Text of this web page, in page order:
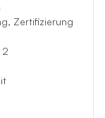
Ihre
andere
Zertifizierung
2